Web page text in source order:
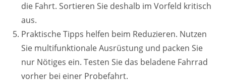
die Fahrt. Sortieren Sie deshalb im Vorfeld kritisch
aus.
Praktische Tipps helfen beim Reduzieren. Nutzen
Sie multifunktionale Ausrüstung und packen Sie
nur Nötiges ein. Testen Sie das beladene Fahrrad
vorher bei einer Probefahrt.